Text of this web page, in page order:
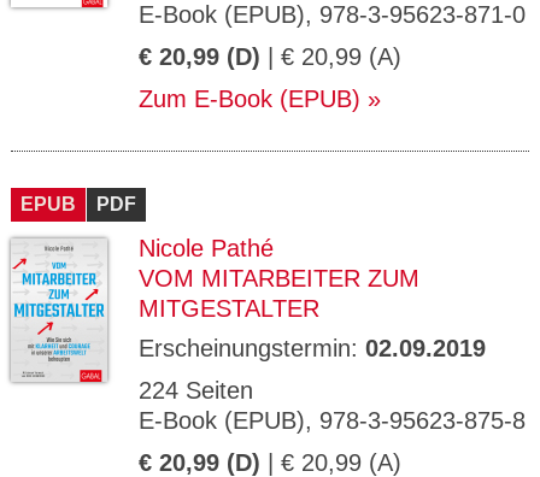
E-Book (EPUB), 978-3-95623-871-0
€ 20,99 (D) | € 20,99 (A)
Zum E-Book (EPUB)
EPUB PDF
Nicole Pathé
VOM MITARBEITER ZUM
MITGESTALTER
Erscheinungstermin: 02.09.2019
224 Seiten
E-Book (EPUB), 978-3-95623-875-8
€ 20,99 (D) | € 20,99 (A)